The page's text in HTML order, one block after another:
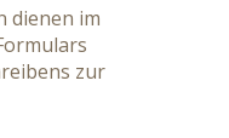
dienen im
zur